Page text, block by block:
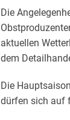
Die
aktuellen
dem
Die
dürfen sich auf